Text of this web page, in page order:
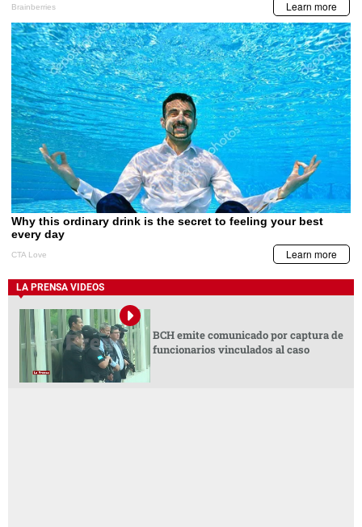
LA PRENSA VIDEOS
BCH emite comunicado por captura de
funcionarios vinculados al caso